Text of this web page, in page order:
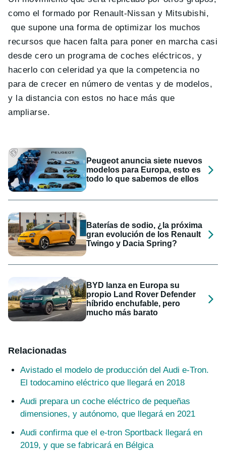
como el formado por Renault-Nissan y Mitsubishi,
que supone una forma de optimizar los muchos
recursos que hacen falta para poner en marcha casi
desde cero un programa de coches eléctricos, y
hacerlo con celeridad ya que la competencia no
para de crecer en número de ventas y de modelos,
y la distancia con estos no hace más que
ampliarse.
Peugeot anuncia siete nuevos
modelos para Europa, esto es
todo lo que sabemos de ellos
Baterías de sodio, ¿la próxima
gran evolución de los Renault
Twingo y Dacia Spring?
BYD lanza en Europa su
propio Land Rover Defender
híbrido enchufable, pero
mucho más barato
Relacionadas
Avistado el modelo de producción del Audi e-Tron.
El todocamino eléctrico que llegará en 2018
Audi prepara un coche eléctrico de pequeñas
dimensiones, y autónomo, que llegará en 2021
Audi confirma que el e-tron Sportback llegará en
2019, y que se fabricará en Bélgica